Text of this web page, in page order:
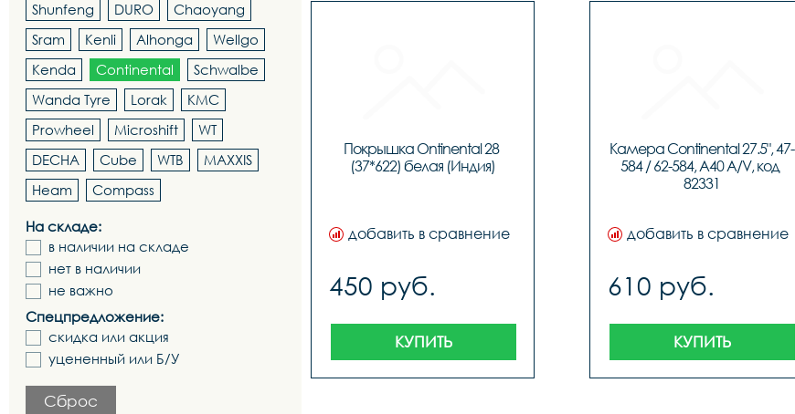
Shunfeng
DURO
Chaoyang
Sram
Kenli Alhonga
Wellgo
Kenda
Continental
Schwalbe
Wanda Tyre
Lorak
KMC
Prowheel
Microshift
WT
DECHA
Cube WTB
MAXXIS
Heam
Compass
На складе:
в наличии на складе
нет в наличии
не важно
Спецпредложение:
скидка или акция
уцененный или Б/У
Сброс
Покрышка Ontinental 28
(37*622) белая (Индия)
добавить в сравнение
450 руб.
КУПИТЬ
Камера Continental 27.5", 47-
584 / 62-584, A40 A/V, код
82331
добавить в сравнение
610 руб.
КУПИТЬ